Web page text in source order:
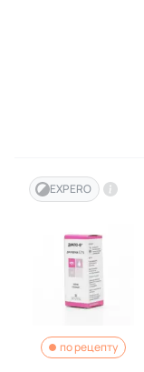
EXPERO
по рецепту